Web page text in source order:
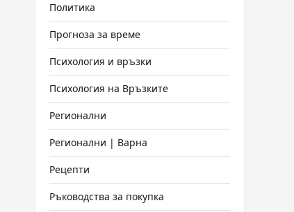
Политика
Прогноза за време
Психология и връзки
Психология на Връзките
Регионални
Регионални | Варна
Рецепти
Ръководства за покупка